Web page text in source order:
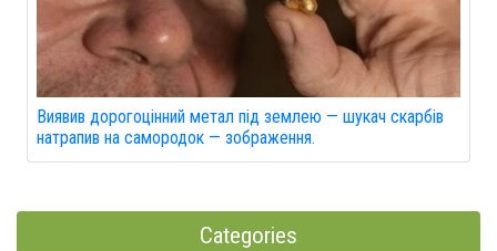
Виявив дорогоцінний метал під землею — шукач скарбів
натрапив на самородок — зображення.
Categories